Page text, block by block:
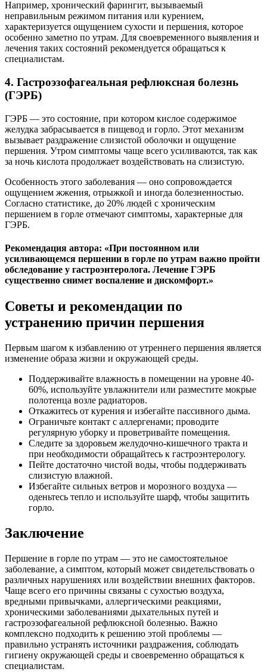
Например, хронический фарингит, вызываемый
неправильным режимом питания или курением,
характеризуется ощущением сухости и першения, которое
особенно заметно по утрам. Для своевременного выявления и
лечения таких состояний рекомендуется обращаться к
специалистам.
4. Гастроэзофагеальная рефлюксная болезнь
(ГЭРБ)
ГЭРБ — это состояние, при котором кислое содержимое
желудка забрасывается в пищевод и горло. Этот механизм
вызывает раздражение слизистой оболочки и ощущение
першения. Утром симптомы чаще всего усиливаются, так как
за ночь кислота продолжает воздействовать на слизистую.
Особенность этого заболевания — оно сопровождается
ощущением жжения, отрыжкой и иногда болезненностью.
Согласно статистике, до 20% людей с хроническим
першением в горле отмечают симптомы, характерные для
ГЭРБ.
Рекомендация автора: «При постоянном или
усиливающемся першении в горле по утрам важно пройти
обследование у гастроэнтеролога. Лечение ГЭРБ
существенно снимет воспаление и дискомфорт.»
Советы и рекомендации по
устранению причин першения
Первым шагом к избавлению от утреннего першения является
изменение образа жизни и окружающей среды.
Поддерживайте влажность в помещении на уровне 40-
60%, используйте увлажнители или разместите мокрые
полотенца возле радиаторов.
Откажитесь от курения и избегайте пассивного дыма.
Ограничьте контакт с аллергенами; проводите
регулярную уборку и проветривайте помещения.
Следите за здоровьем желудочно-кишечного тракта и
при необходимости обращайтесь к гастроэнтерологу.
Пейте достаточно чистой воды, чтобы поддерживать
слизистую влажной.
Избегайте сильных ветров и морозного воздуха —
оденьтесь тепло и используйте шарф, чтобы защитить
горло.
Заключение
Першение в горле по утрам — это не самостоятельное
заболевание, а симптом, который может свидетельствовать о
различных нарушениях или воздействии внешних факторов.
Чаще всего его причины связаны с сухостью воздуха,
вредными привычками, аллергическими реакциями,
хроническими заболеваниями дыхательных путей и
гастроэзофагеальной рефлюксной болезнью. Важно
комплексно подходить к решению этой проблемы —
правильно устранять источники раздражения, соблюдать
гигиену окружающей среды и своевременно обращаться к
специалистам.